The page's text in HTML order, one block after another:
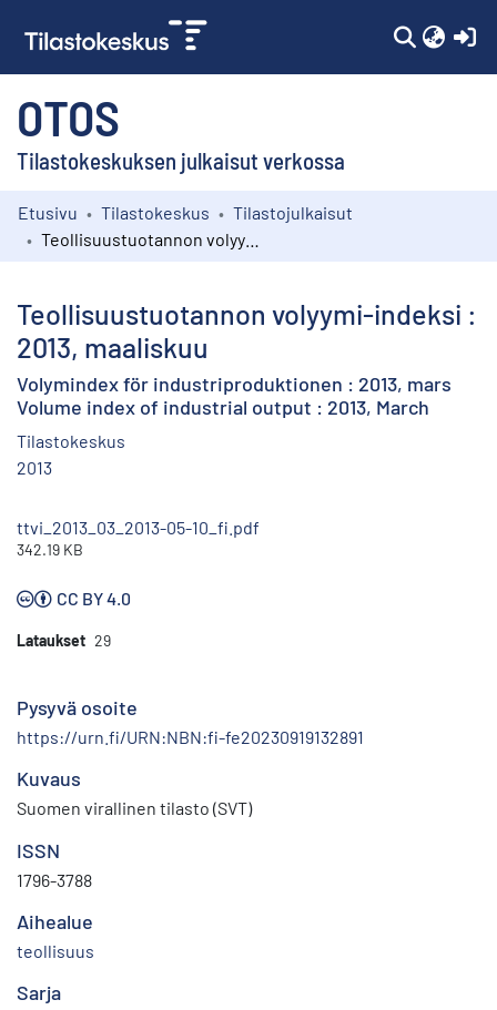
OTOS
Tilastokeskuksen julkaisut verkossa
Kokoelmat
Etusivu Tilastokeskus
Tilastojulkaisut
Teollisuustuotannon volyymi-indeksi :
2013, maaliskuu
Volymindex för industriproduktionen : 2013, mars
Volume index of industrial output : 2013, March
Tilastokeskus
2013
ttvi_2013_03_2013-05-10_fi.pdf
342.19 KB
CC BY 4.0
Lataukset 29
Pysyvä osoite
https://urn.fi/URN:NBN:fi-fe20230919132891
Kuvaus
Suomen virallinen tilasto (SVT)
ISSN
1796-3788
Aihealue
teollisuus
Sarja